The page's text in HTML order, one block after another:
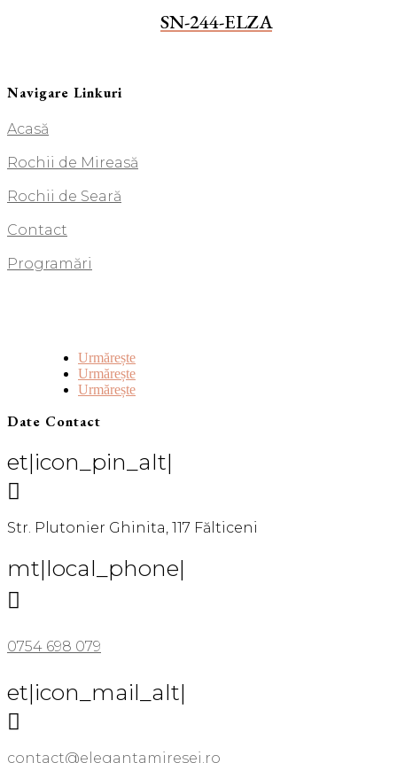
SN-244-ELZA
Navigare Linkuri
Acasă
Rochii de Mireasă
Rochii de Seară
Contact
Programări
Urmărește
Urmărește
Urmărește
Date Contact
et|icon_pin_alt|

Str. Plutonier Ghinita, 117 Fălticeni
mt|local_phone|

0754 698 079
et|icon_mail_alt|

contact@elegantamiresei.ro